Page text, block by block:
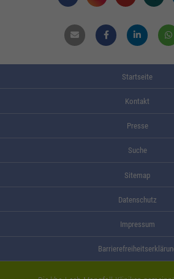
Mail FacebookLinkdin
Startseite
Kontakt
Presse
Suche
Sitemap
Datenschutz
Impressum